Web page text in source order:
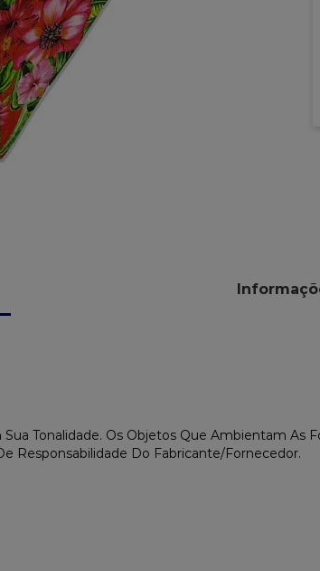
Tonalidade. Os Objetos Que Ambientam As
Responsabilidade Do Fabricante/Fornecedor.